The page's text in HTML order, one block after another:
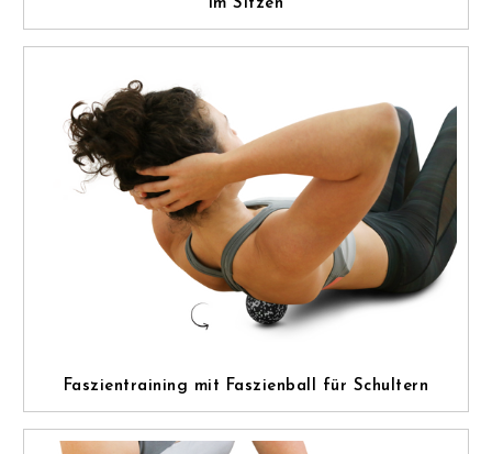
im Sitzen
Faszientraining mit Faszienball für Schultern